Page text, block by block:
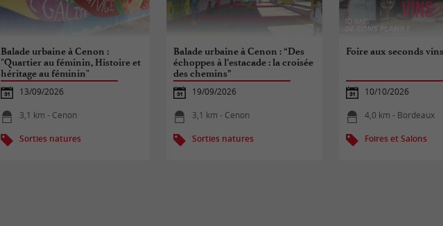
Balade urbaine à Cenon :
"Quartier au féminin, Histoire et
héritage au féminin"
13/09/2026
3,1 km - Cenon
Sorties natures
Balade urbaine à Cenon : “Des
échoppes à l’estacade : la croisée
des chemins”
19/09/2026
3,1 km - Cenon
Sorties natures
Foire aux seconds vins
10/10/2026
4,0 km - Bordeaux
Foires et Salons